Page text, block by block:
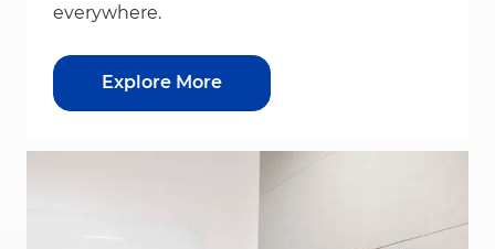
everywhere.
Explore More